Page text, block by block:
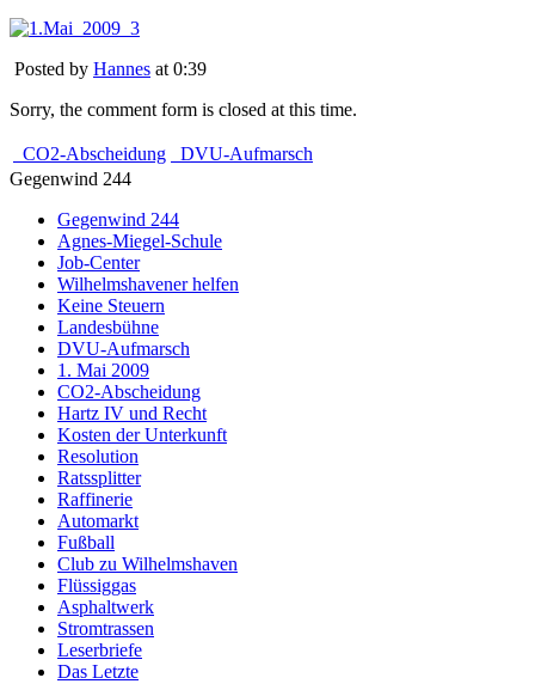
Posted by Hannes at 0:39
Sorry, the comment form is closed at this time.
CO2-Abscheidung
DVU-Aufmarsch
Gegenwind 244
Gegenwind 244
Agnes-Miegel-Schule
Job-Center
Wilhelmshavener helfen
Keine Steuern
Landesbühne
DVU-Aufmarsch
1. Mai 2009
CO2-Abscheidung
Hartz IV und Recht
Kosten der Unterkunft
Resolution
Ratssplitter
Raffinerie
Automarkt
Fußball
Club zu Wilhelmshaven
Flüssiggas
Asphaltwerk
Stromtrassen
Leserbriefe
Das Letzte